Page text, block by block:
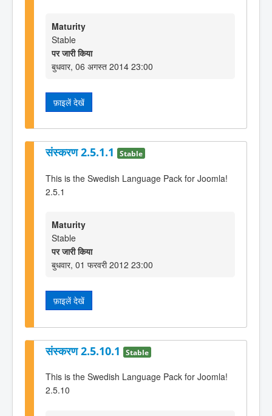
Maturity
Stable
पर जारी किया
बुधवार, 06 अगस्त 2014 23:00
फ़ाइलें देखें
संस्करण 2.5.1.1 Stable
This is the Swedish Language Pack for Joomla!
2.5.1
Maturity
Stable
पर जारी किया
बुधवार, 01 फरवरी 2012 23:00
फ़ाइलें देखें
संस्करण 2.5.10.1 Stable
This is the Swedish Language Pack for Joomla!
2.5.10